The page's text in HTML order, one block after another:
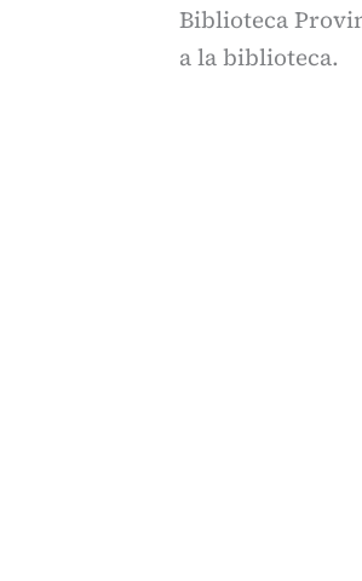
Biblioteca
a la biblioteca.